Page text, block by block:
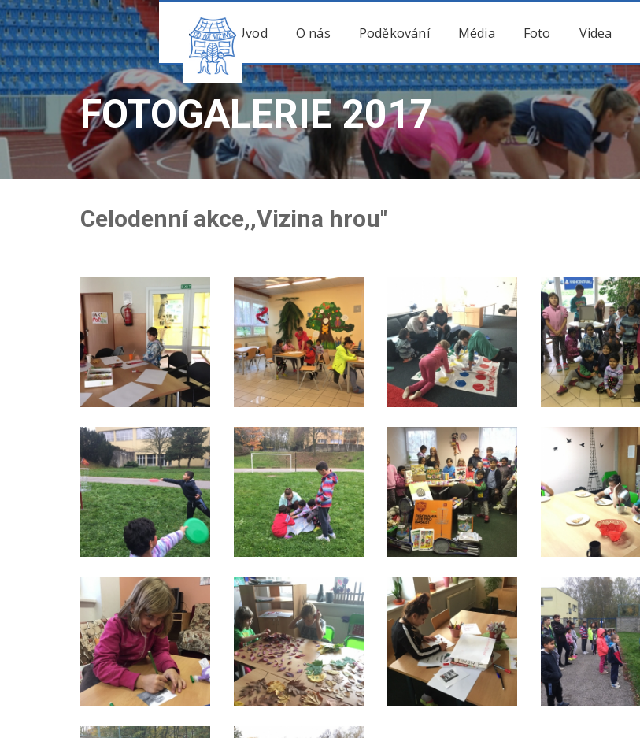
Úvod O nás Poděkování Média Foto Videa
FOTOGALERIE 2017
Celodenní akce,,Vizina hrou''